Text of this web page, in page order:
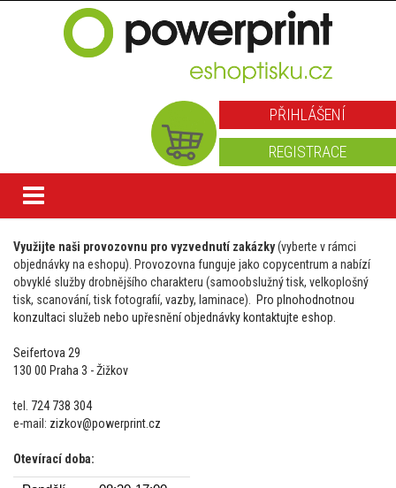
PŘIHLÁŠENÍ
REGISTRACE
Využijte naši provozovnu pro vyzvednutí zakázky(vyberte v rámci
objednávky na eshopu). Provozovna funguje jako copycentrum a nabízí
obvyklé služby drobnějšího charakteru (samoobslužný tisk, velkoplošný
tisk, scanování, tisk fotografií, vazby, laminace).
Pro plnohodnotnou
konzultaci služeb nebo upřesnění objednávky kontaktujte eshop.
Seifertova 29
130 00 Praha 3 - Žižkov
tel. 724 738 304
e-mail: zizkov@powerprint.cz
Otevírací doba: